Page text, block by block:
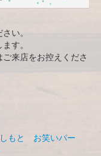
い。
す。
来店をお控えくださ
もと お笑いパー